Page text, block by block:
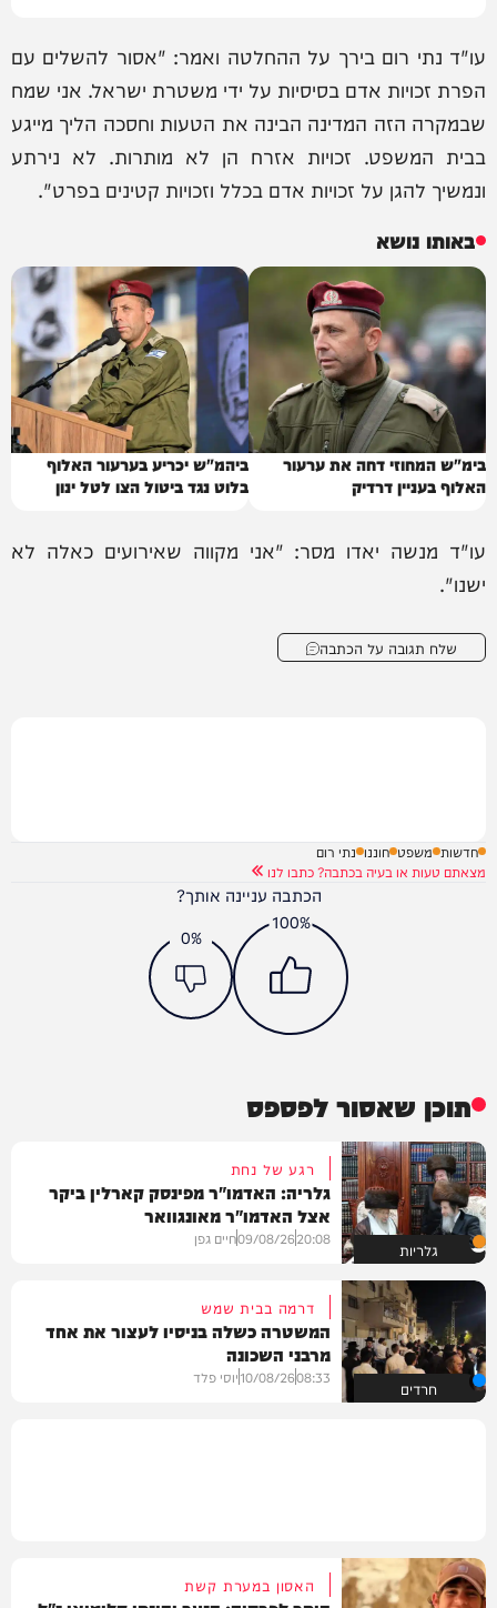
עו"ד נתי רום בירך על ההחלטה ואמר: "אסור להשלים עם
הפרת זכויות אדם בסיסיות על ידי משטרת ישראל. אני שמח
שבמקרה הזה המדינה הבינה את הטעות וחסכה הליך מייגע
בבית המשפט. זכויות אזרח הן לא מותרות. לא נירתע
ונמשיך להגן על זכויות אדם בכלל וזכויות קטינים בפרט".
באותו נושא
בימ"ש המחוזי דחה את ערעור
האלוף בעניין דרדיק
ביהמ"ש יכריע בערעור האלוף
בלוט נגד ביטול הצו לטל ינון
עו"ד מנשה יאדו מסר: "אני מקווה שאירועים כאלה לא
ישנו".
שלח תגובה על הכתבה
חדשות משפט חוננו נתי רום
מצאתם טעות או בעיה בכתבה? כתבו לנו
הכתבה עניינה אותך?
100%
0%
תוכן שאסור לפספס
גלריות
רגע של נחת
גלריה: האדמו"ר מפינסק קארלין ביקר
אצל האדמו"ר מאונגוואר
20:08
09/08/26חיים גפן
חרדים
דרמה בבית שמש
המשטרה כשלה בניסיו לעצור את אחד
מרבני השכונה
08:33
10/08/26יוסי פלד
האסון במערת קשת